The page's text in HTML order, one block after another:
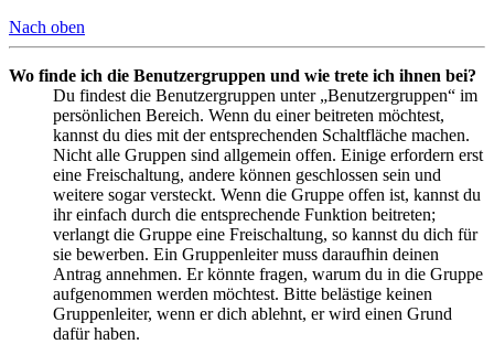
Nach oben
Wo finde ich die Benutzergruppen und wie trete ich ihnen bei?
Du findest die Benutzergruppen unter „Benutzergruppen“ im
persönlichen Bereich. Wenn du einer beitreten möchtest,
kannst du dies mit der entsprechenden Schaltfläche machen.
Nicht alle Gruppen sind allgemein offen. Einige erfordern erst
eine Freischaltung, andere können geschlossen sein und
weitere sogar versteckt. Wenn die Gruppe offen ist, kannst du
ihr einfach durch die entsprechende Funktion beitreten;
verlangt die Gruppe eine Freischaltung, so kannst du dich für
sie bewerben. Ein Gruppenleiter muss daraufhin deinen
Antrag annehmen. Er könnte fragen, warum du in die Gruppe
aufgenommen werden möchtest. Bitte belästige keinen
Gruppenleiter, wenn er dich ablehnt, er wird einen Grund
dafür haben.